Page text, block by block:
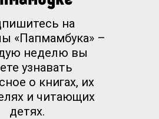
на
«Папмамбука» –
неделю вы
узнавать
о книгах, их
и читающих
детях.